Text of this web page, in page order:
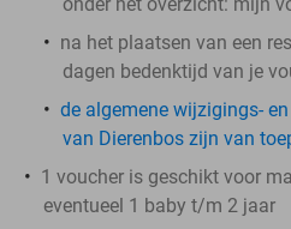
na het plaatsen van een
dagen bedenktijd van je
de algemene wijzigings-
van Dierenbos zijn van
1 voucher is geschikt voor
eventueel 1 baby t/m 2 jaar